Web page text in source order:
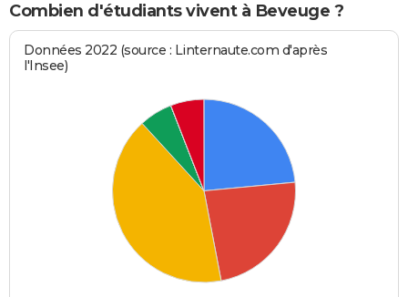
Combien d'étudiants vivent à Beveuge ?
Données 2022 (source : Linternaute.com d'après
l'Insee)